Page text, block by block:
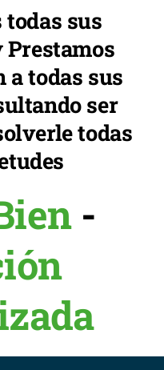
sus
a todas sus
ser
todas
-